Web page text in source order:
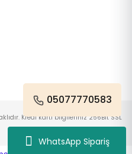
WhatsApp Sipariş
05077770583
Kredi kartı bilgileriniz 256Bit SSL